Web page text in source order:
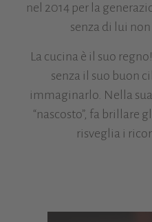
nel 2014 per la
senza di lui
La cucina è il suo
senza il suo buon
immaginarlo. Nella
“nascosto”, fa brillare
risveglia i